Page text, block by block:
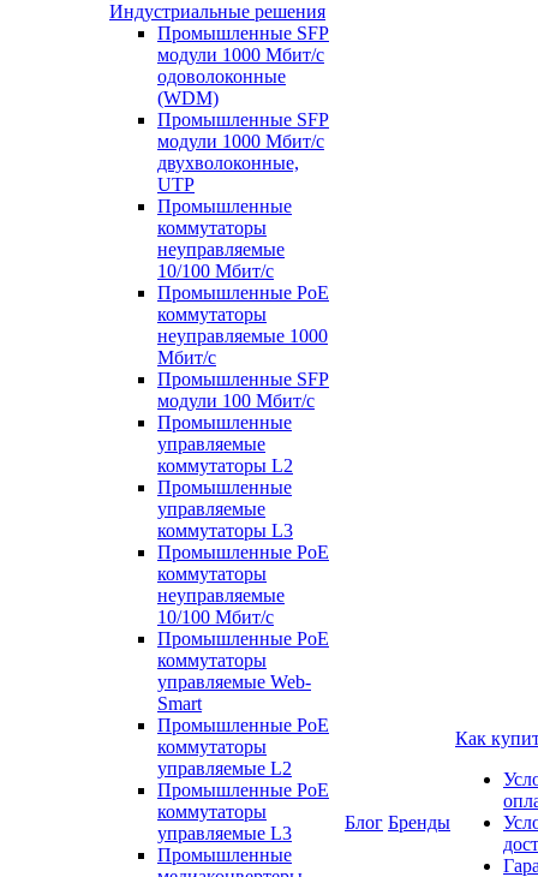
Индустриальные решения
Промышленные SFP
модули 1000 Мбит/c
одоволоконные
(WDM)
Промышленные SFP
модули 1000 Мбит/c
двухволоконные,
UTP
Промышленные
коммутаторы
неуправляемые
10/100 Мбит/с
Промышленные PoE
коммутаторы
неуправляемые 1000
Мбит/с
Промышленные SFP
модули 100 Мбит/c
Промышленные
управляемые
коммутаторы L2
Промышленные
управляемые
коммутаторы L3
Промышленные PoE
коммутаторы
неуправляемые
10/100 Мбит/с
Промышленные PoE
коммутаторы
управляемые Web-
Smart
Промышленные PoE
коммутаторы
управляемые L2
Промышленные PoE
коммутаторы
управляемые L3
Промышленные
Блог Бренды
Как